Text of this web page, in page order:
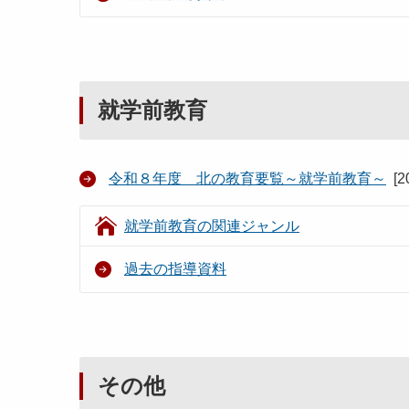
就学前教育
令和８年度 北の教育要覧～就学前教育～ [
就学前教育の関連ジャンル
過去の指導資料
その他